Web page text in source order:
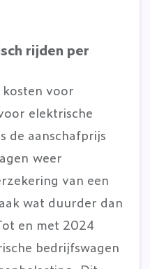
rijden per
voor
elektrische
de aanschafprijs
weer
van een
wat duurder dan
en met 2024
bedrijfswagen